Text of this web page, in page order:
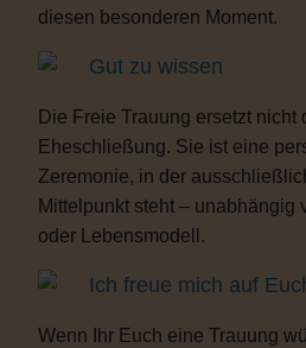
diesen besonderen Moment.
Gut zu wissen
Die Freie Trauung ersetzt nicht
Eheschließung. Sie ist eine
Zeremonie, in der
Mittelpunkt steht – unabhängig
oder Lebensmodell.
Ich freue mich auf
Wenn Ihr Euch eine Trauung